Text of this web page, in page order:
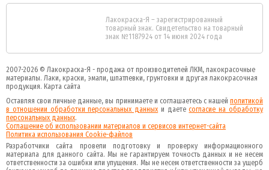
Лакокраска-Я – зарегистрированный
товарный знак. Свидетельство на товарный
знак №1187924 от 14 июня 2024 года
2007-2026 © Лакокраска-Я - продажа от производителей ЛКМ, лакокрасочные
материалы. Лаки, краски, эмали, шпатлевки, грунтовки и другая лакокрасочная
продукция. Карта сайта
Оставляя свои личные данные, вы принимаете и соглашаетесь с нашей политикой
в отношении обработки персональных данных и даетеcогласие на обработку
персональных данных.
Соглашение об использовании материалов и сервисов интернет-сайта
Политика использования Cookie-файлов
Разработчики сайта провели подготовку и проверку информационного
материала для данного сайта. Мы не гарантируем точность данных и не несем
ответственности за ошибки или упущения. Мы не несем ответственности за ущерб